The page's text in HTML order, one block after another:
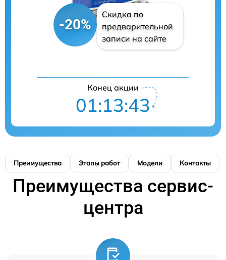
-20%
Скидка по
предварительной
записи на сайте
Конец акции
01:13:42
Преимущества Этапы работ Модели Контакты
Преимущества сервис-
центра